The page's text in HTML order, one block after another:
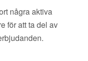
några aktiva
för att ta del av